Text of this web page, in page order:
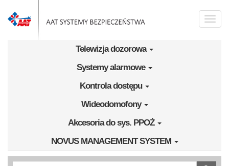
Toggle
Telewizja dozorowa
Systemy alarmowe
Kontrola dostępu
Wideodomofony
Akcesoria do sys. PPOŻ
NOVUS MANAGEMENT SYSTEM